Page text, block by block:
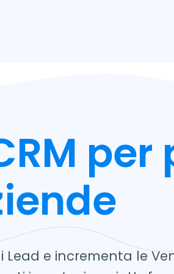
Lead e incrementa le